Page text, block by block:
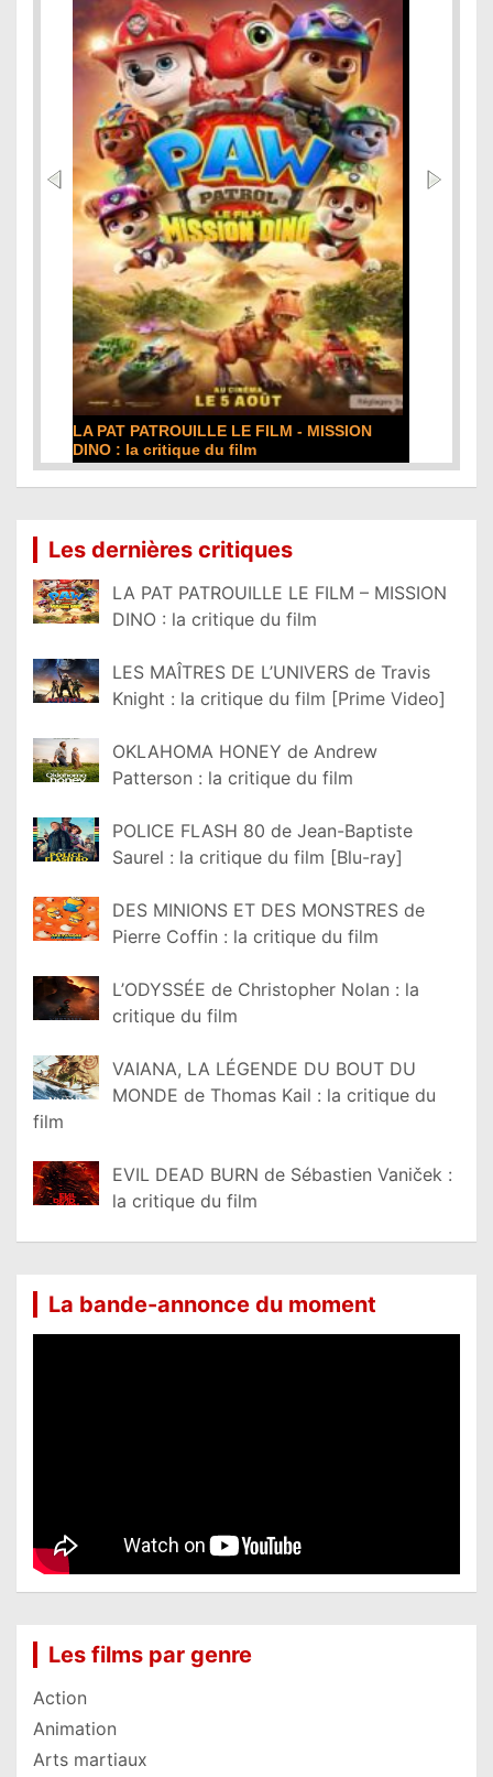
DE LA COMÉDIE-FRANÇAISE : la critique du
film
Les dernières critiques
LA PAT PATROUILLE LE FILM – MISSION
DINO : la critique du film
LES MAÎTRES DE L’UNIVERS de Travis
Knight : la critique du film [Prime Video]
OKLAHOMA HONEY de Andrew
Patterson : la critique du film
POLICE FLASH 80 de Jean-Baptiste
Saurel : la critique du film [Blu-ray]
DES MINIONS ET DES MONSTRES de
Pierre Coffin : la critique du film
L’ODYSSÉE de Christopher Nolan : la
critique du film
VAIANA, LA LÉGENDE DU BOUT DU
MONDE de Thomas Kail : la critique du
film
EVIL DEAD BURN de Sébastien Vaniček :
la critique du film
La bande-annonce du moment
Les films par genre
Action
Animation
Arts martiaux